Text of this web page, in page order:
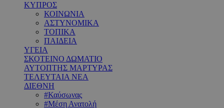
ΚΥΠΡΟΣ
ΚΟΙΝΩΝΙΑ
ΑΣΤΥΝΟΜΙΚΑ
ΤΟΠΙΚΑ
ΠΑΙΔΕΙΑ
ΥΓΕΙΑ
ΣΚΟΤΕΙΝΟ ΔΩΜΑΤΙΟ
ΑΥΤΟΠΤΗΣ ΜΑΡΤΥΡΑΣ
ΤΕΛΕΥΤΑΙΑ ΝΕΑ
ΔΙΕΘΝΗ
#Καύσωνας
#Μέση Ανατολή